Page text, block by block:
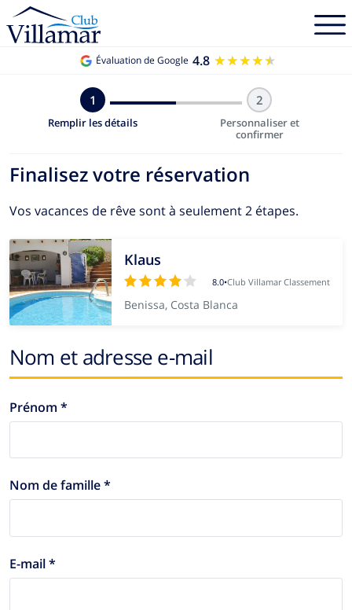
Évaluation de Google 4.8 ★★★★★
★★★★★
1
Remplir les détails
2
Personnaliser et
confirmer
Finalisez votre réservation
Vos vacances de rêve sont à seulement 2 étapes.
Klaus
8.0•Club Villamar Classement
Benissa, Costa Blanca
Nom et adresse e-mail
Prénom *
Nom de famille *
E-mail *